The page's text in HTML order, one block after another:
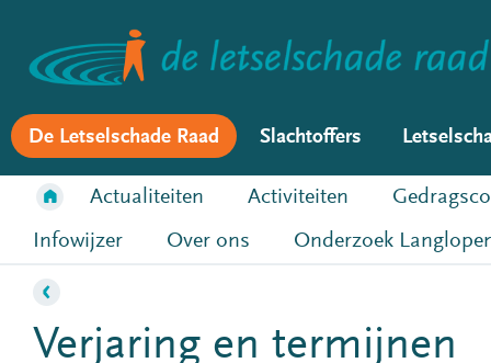
De Letselschade Raad Slachtoffers
Actualiteiten Activiteiten
Infowijzer
Over ons Onderzoek
Verjaring en termijnen